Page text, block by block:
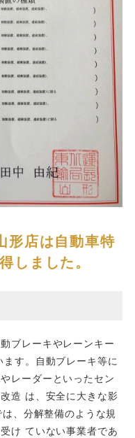
形店は自動車特
しました。
ブレーキやレーンキー
す。自動ブレーキ等に
レーダーといったセン
造 は、安全に大きな影
、分解整備のような規
け ていない事業者であ